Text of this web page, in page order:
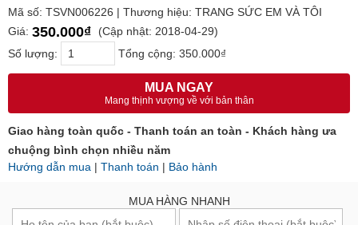
Mã số: TSVN006226 | Thương hiệu: TRANG SỨC EM VÀ TÔI
Giá: 350.000₫
(Cập nhật: 2018-04-29)
Số lượng:
Tổng cộng: 350.000₫
MUA NGAY
Mang thịnh vượng về với bản thân
Giao hàng toàn quốc - Thanh toán an toàn - Khách hàng ưa
chuộng bình chọn nhiều năm
Hướng dẫn mua | Thanh toán | Bảo hành
MUA HÀNG NHANH